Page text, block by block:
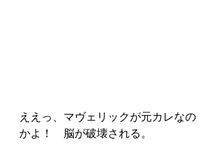
ええっ、マヴェリックが元カレなの
かよ！　脳が破壊される。